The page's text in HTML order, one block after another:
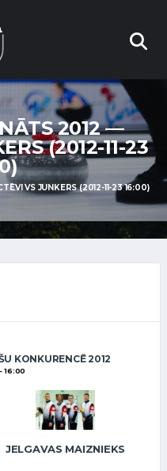
2012 —
(2012-11-23
VS JUNKERS (2012-11-23 16:00)
KONKURENCĒ 2012
16:00
JELGAVAS MAIZNIEKS